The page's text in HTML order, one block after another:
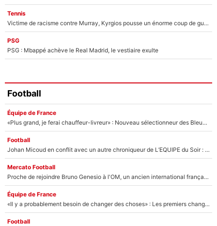
Tennis
Victime de racisme contre Murray, Kyrgios pousse un énorme coup de gueule !
PSG
PSG : Mbappé achève le Real Madrid, le vestiaire exulte
Football
Équipe de France
«Plus grand, je ferai chauffeur-livreur» : Nouveau sélectionneur des Bleus, Zinédine Zidane s’était imaginé un avenir très différent lorsqu'il était enfant
Football
Johan Micoud en conflit avec un autre chroniqueur de L’EQUIPE du Soir : «Pendant un moment, je ne les ai pas remis ensemble dans l'émission»
Mercato Football
Proche de rejoindre Bruno Genesio à l'OM, un ancien international français va finalement débarquer... sur RMC !
Équipe de France
«Il y a probablement besoin de changer des choses» : Les premiers changements de Zinedine Zidane en équipe de France sont révélés ?
Football